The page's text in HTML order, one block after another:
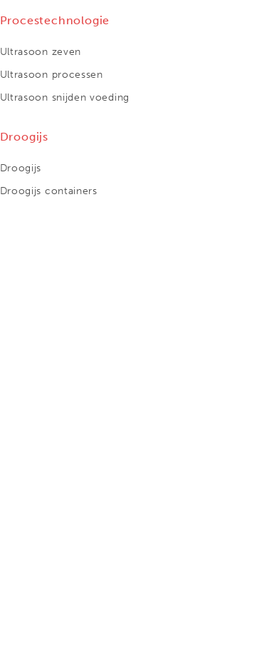
Procestechnologie
Ultrasoon zeven
Ultrasoon processen
Ultrasoon snijden voeding
Droogijs
Droogijs
Droogijs containers